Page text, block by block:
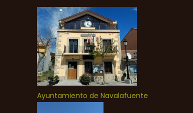
Ayuntamiento de Navalafuente